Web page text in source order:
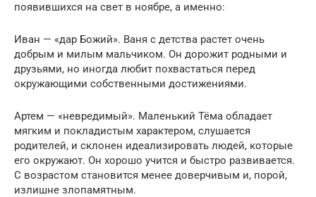
появившихся на свет в ноябре, а именно:
Иван — «дар Божий». Ваня с детства растет очень
добрым и милым мальчиком. Он дорожит родными и
друзьями, но иногда любит похвастаться перед
окружающими собственными достижениями.
Артем — «невредимый». Маленький Тёма обладает
мягким и покладистым характером, слушается
родителей, и склонен идеализировать людей, которые
его окружают. Он хорошо учится и быстро развивается.
С возрастом становится менее доверчивым и, порой,
излишне злопамятным.